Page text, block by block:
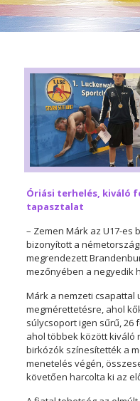
Óriási terhelés, kiváló
tapasztalat
– Zemen Márk az U17-
bizonyított a
megrendezett
mezőnyében a negyedik
Márk a nemzeti csapattal
megmérettetésre, ahol
súlycsoport igen sűrű,
ahol többek között kiváló
birkózók színesítették a
menetelés végén,
követően harcolta ki az